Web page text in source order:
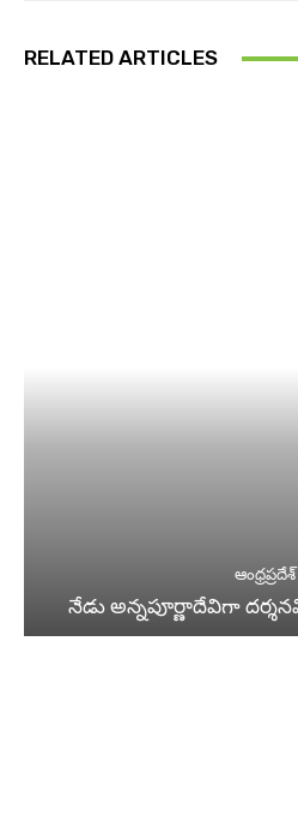
RELATED ARTICLES
ఆంధ్రప్రదేశ్
నేడు అన్నపూర్ణాదేవిగా